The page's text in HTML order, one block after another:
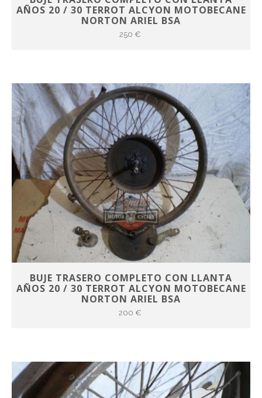
AÑOS 20 / 30 TERROT ALCYON MOTOBECANE
NORTON ARIEL BSA
250 €
BUJE TRASERO COMPLETO CON LLANTA
AÑOS 20 / 30 TERROT ALCYON MOTOBECANE
NORTON ARIEL BSA
200 €